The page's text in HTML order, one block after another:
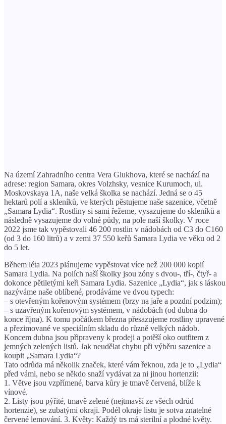
Na území Zahradního centra Vera Glukhova, které se nachází na
adrese: region Samara, okres Volzhsky, vesnice Kurumoch, ul.
Moskovskaya 1A, naše velká školka se nachází. Jedná se o 45
hektarů polí a skleníků, ve kterých pěstujeme naše sazenice, včetně
„Samara Lydia“. Rostliny si sami řežeme, vysazujeme do skleníků a
následně vysazujeme do volné půdy, na pole naší školky. V roce
2022 jsme tak vypěstovali 46 200 rostlin v nádobách od C3 do C160
(od 3 do 160 litrů) a v zemi 37 550 keřů Samara Lydia ve věku od 2
do 5 let.
Během léta 2023 plánujeme vypěstovat více než 200 000 kopií
Samara Lydia. Na polích naší školky jsou zóny s dvou-, tří-, čtyř- a
dokonce pětiletými keři Samara Lydia. Sazenice „Lydia“, jak s láskou
nazýváme naše oblíbené, prodáváme ve dvou typech:
– s otevřeným kořenovým systémem (brzy na jaře a pozdní podzim);
– s uzavřeným kořenovým systémem, v nádobách (od dubna do
konce října). K tomu počátkem března přesazujeme rostliny upravené
a přezimované ve speciálním skladu do různě velkých nádob.
Koncem dubna jsou připraveny k prodeji a potěší oko outfitem z
jemných zelených listů. Jak neudělat chybu při výběru sazenice a
koupit „Samara Lydia“?
Tato odrůda má několik značek, které vám řeknou, zda je to „Lydia“
před vámi, nebo se někdo snaží vydávat za ni jinou hortenzii:
1. Větve jsou vzpřímené, barva kůry je tmavě červená, blíže k
vínové.
2. Listy jsou pýřité, tmavě zelené (nejtmavší ze všech odrůd
hortenzie), se zubatými okraji. Podél okraje listu je sotva znatelné
červené lemování. 3. Květy: Každý trs má sterilní a plodné květy.